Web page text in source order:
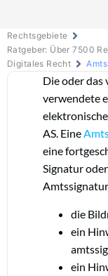
Rechtsgebiete
Ratgeber: Über 7500
Digitales Recht
Die oder das
verwendete
AS. Eine
eine
Signatur
die
ein
ein